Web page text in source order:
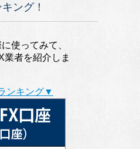
ング！
使ってみて、
業者を紹介しま
ンキング▼